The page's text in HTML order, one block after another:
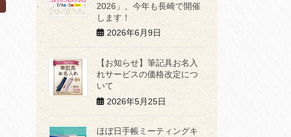
2026」、今年も長崎で開催
します！
2026年6月9日
【お知らせ】筆記具お名入
れサービスの価格改定につ
いて
2026年5月25日
ほぼ日手帳ミーティングキ